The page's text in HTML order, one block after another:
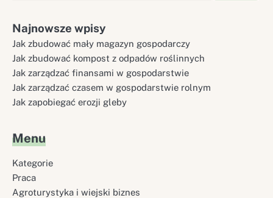
Najnowsze wpisy
Jak zbudować mały magazyn gospodarczy
Jak zbudować kompost z odpadów roślinnych
Jak zarządzać finansami w gospodarstwie
Jak zarządzać czasem w gospodarstwie rolnym
Jak zapobiegać erozji gleby
Menu
Kategorie
Praca
Agroturystyka i wiejski biznes